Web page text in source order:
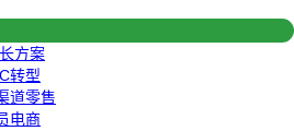
方案
转型
道零售
电商